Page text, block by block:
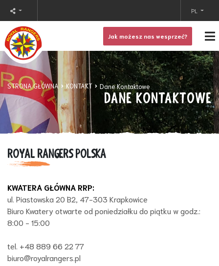
PL
Jak możesz nas wesprzeć?
KONTAKT
STRONA GŁÓWNA Dane Kontaktowe
DANE KONTAKTOWE
ROYAL RANGERS POLSKA
KWATERA GŁÓWNA RRP:
ul. Piastowska 20 B2, 47-303 Krapkowice
Biuro Kwatery otwarte od poniedziałku do piątku w godz.:
8:00 - 15:00
tel. +48 889 66 22 77
biuro@royalrangers.pl